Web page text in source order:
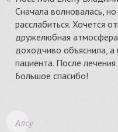
Сначала волновалась,
расслабиться. Хочется
дружелюбная
доходчиво объяснила,
пациента. После
Большое спасибо!
Алсу